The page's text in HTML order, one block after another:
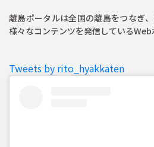
離島ポータルは全国の離島をつなぎ
様々なコンテンツを発信している
Tweets by rito_hyakkaten